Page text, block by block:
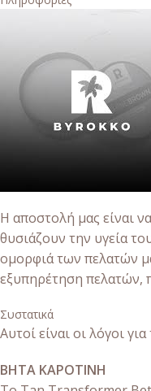
Η αποστολή μας είναι
θυσιάζουν την υγεία
ομορφιά των πελατών
εξυπηρέτηση πελατών,
Συστατικά
Αυτοί είναι οι λόγοι
ΒΗΤΑ ΚΑΡΟΤΙΝΗ